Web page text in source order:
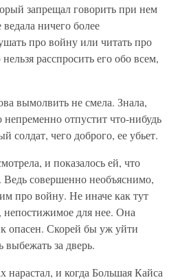
запрещал говорить при нем
ничего более
про войну или читать про
расспросить его обо всем,
вымолвить не смела. Знала,
непременно отпустит что-нибудь
солдат, чего доброго, ее убьет.
и показалось ей, что
Ведь совершенно необъяснимо,
про войну. Не иначе как тут
непостижимое для нее. Она
опасен. Скорей бы уж уйти
выбежать за дверь.
и когда Большая Кайса